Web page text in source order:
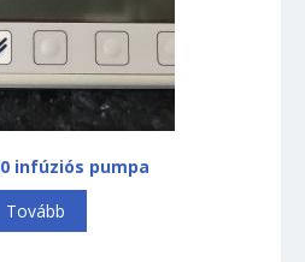
infúziós pumpa
Tovább